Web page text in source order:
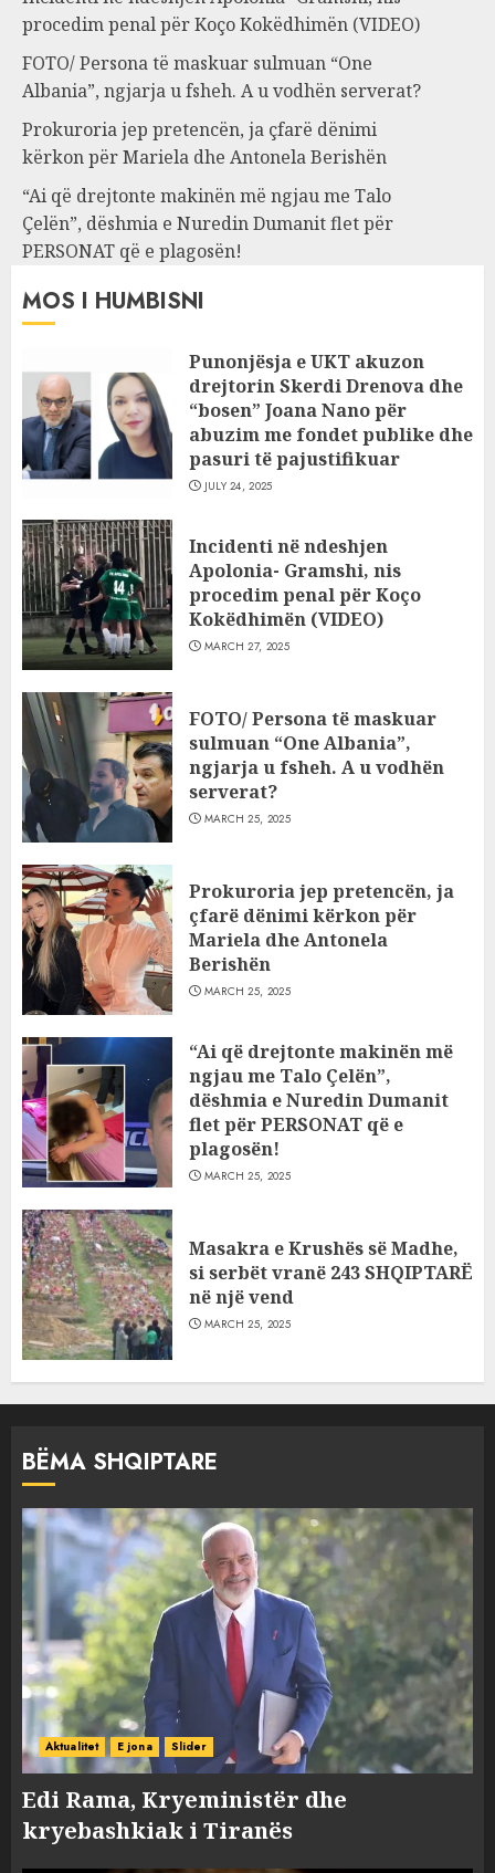
procedim penal për Koço Kokëdhimën (VIDEO)
FOTO/ Persona të maskuar sulmuan “One
Albania”, ngjarja u fsheh. A u vodhën serverat?
Prokuroria jep pretencën, ja çfarë dënimi
kërkon për Mariela dhe Antonela Berishën
“Ai që drejtonte makinën më ngjau me Talo
Çelën”, dëshmia e Nuredin Dumanit flet për
PERSONAT që e plagosën!
MOS I HUMBISNI
Punonjësja e UKT akuzon
drejtorin Skerdi Drenova dhe
“bosen” Joana Nano për
abuzim me fondet publike dhe
pasuri të pajustifikuar
JULY 24, 2025
Incidenti në ndeshjen
Apolonia- Gramshi, nis
procedim penal për Koço
Kokëdhimën (VIDEO)
MARCH 27, 2025
FOTO/ Persona të maskuar
sulmuan “One Albania”,
ngjarja u fsheh. A u vodhën
serverat?
MARCH 25, 2025
Prokuroria jep pretencën, ja
çfarë dënimi kërkon për
Mariela dhe Antonela
Berishën
MARCH 25, 2025
“Ai që drejtonte makinën më
ngjau me Talo Çelën”,
dëshmia e Nuredin Dumanit
flet për PERSONAT që e
plagosën!
MARCH 25, 2025
Masakra e Krushës së Madhe,
si serbët vranë 243 SHQIPTARË
në një vend
MARCH 25, 2025
BËMA SHQIPTARE
Aktualitet E jona Slider
Edi Rama, Kryeministër dhe
kryebashkiak i Tiranës